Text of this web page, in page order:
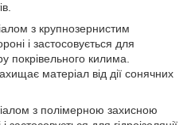
з крупнозернистим
і застосовується для
покрівельного килима.
матеріал від дії сонячних
з полімерною захисною